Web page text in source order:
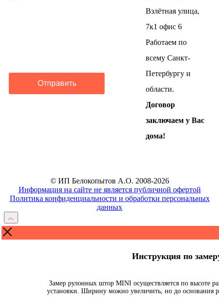
Отправить
Взлётная улица,
7к1 офис 6
Работаем по
всему Санкт-
Петербургу и
области.
Договор
заключаем у Вас
дома!
© ИП Белокопытов А.О. 2008-2026
Информация на сайте не является публичной офертой
Политика конфиденциальности и обработки персональных
данных
Инструкция по
Замер рулонных штор MINI осуществляется по высоте
установки. Ширину можно увеличить, но до основания